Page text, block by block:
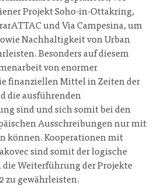
Projekt Soho-in-Ottakring,
und Via Campesina, um
Nachhaltigkeit von Urban
Besonders auf diesem
von enormer
finanziellen Mittel in Zeiten der
die ausführenden
sind und sich somit bei den
Ausschreibungen nur mit
können. Kooperationen mit
sind somit der logische
die Weiterführung der Projekte
zu gewährleisten.